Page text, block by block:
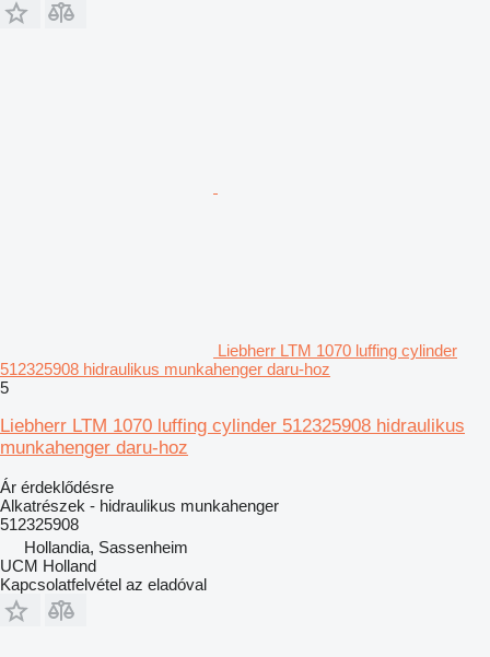
Liebherr LTM 1070 luffing cylinder
512325908 hidraulikus munkahenger daru-hoz
5
Liebherr LTM 1070 luffing cylinder 512325908 hidraulikus
munkahenger daru-hoz
Ár érdeklődésre
Alkatrészek - hidraulikus munkahenger
512325908
Hollandia, Sassenheim
UCM Holland
Kapcsolatfelvétel az eladóval